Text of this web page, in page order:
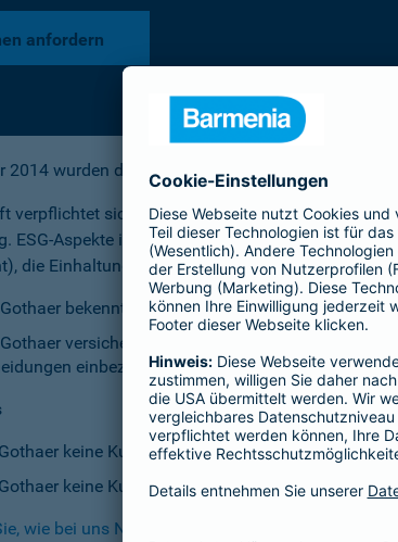
anfordern
2014 wurden die ehemaligen Barmenia
verpflichtet sich die BarmeniaGothaer, Umwelt-,
ESG-Aspekte in die Analysen und das
die Einhaltung sozialer Standards (engl. Social)
bekennt sich zu den Grundsätzen für
versichert, dass sie mit Augenmaß
einbezieht.
keine Kundengelder in Staaten und
keine Kundengelder in Unternehmen
wie bei uns Nachhaltigkeit umgesetzt wird.